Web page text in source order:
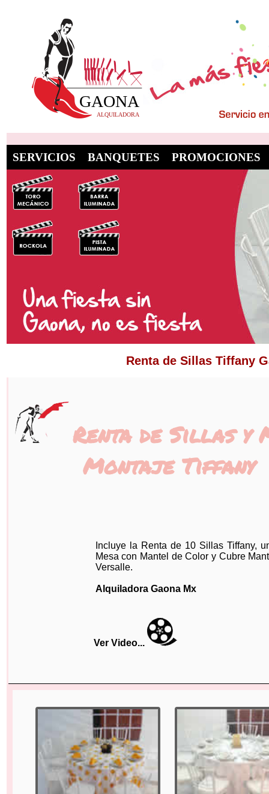
SERVICIOS BANQUETES PROMOCIONES
Renta de Sillas Tiffany
Renta de Sillas y
Montaje Tiffany
Incluye la Renta de 10 Sillas Tiffany,
Mesa con Mantel de Color y Cubre
Versalle.
Alquiladora Gaona Mx
Ver Video...